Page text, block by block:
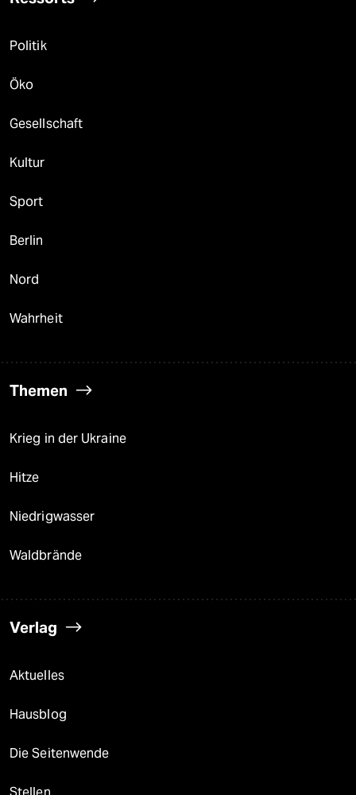
Politik
Öko
Gesellschaft
Kultur
Sport
Berlin
Nord
Wahrheit
Themen
Krieg in der Ukraine
Hitze
Niedrigwasser
Waldbrände
Verlag
Aktuelles
Hausblog
Die Seitenwende